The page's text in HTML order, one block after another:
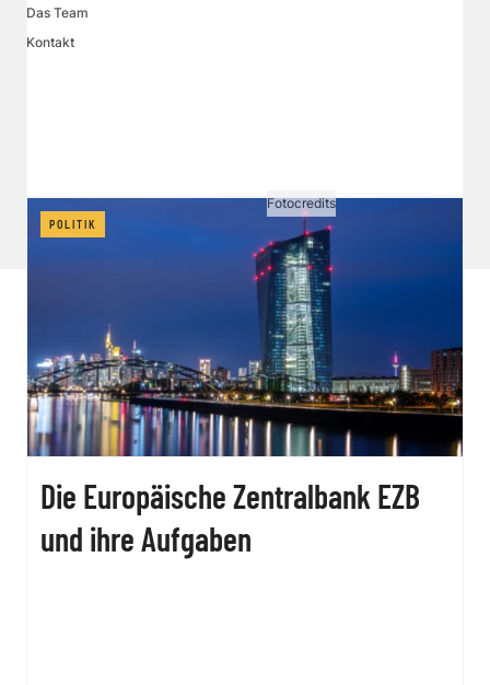
POLITIK
Die Europäische Zentralbank EZB
und ihre Aufgaben
Das Team
Kontakt
Vertrag widerrufen
Fotocredits